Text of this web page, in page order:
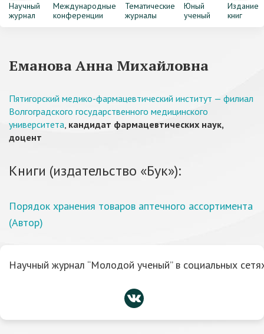
Научный
журнал
Международные
конференции
Тематические
журналы
Юный
ученый
Издание
книг
Еманова Анна Михайловна
Пятигорский медико-фармацевтический институт — филиал
Волгоградского государственного медицинского
университета, кандидат фармацевтических наук,
доцент
Книги (издательство «Бук»):
Порядок хранения товаров аптечного ассортимента
(Автор)
Научный журнал “Молодой ученый” в социальных